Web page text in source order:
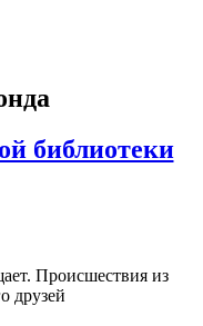
библиотеки